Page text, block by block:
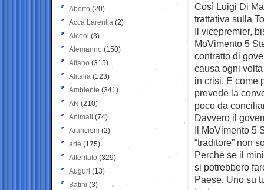
Così Luigi Di
trattativa sulla
Il vicepremier,
MoVimento 5
contratto di
causa ogni
in crisi. E come
prevede la
poco da
Davvero il
Il MoVimento 5
“traditore” non
Perchè se il
si potrebbero
Paese. Uno su
Aborto (20)
Acca Larentia (2)
Alcool (3)
Alemanno (150)
Alfano (315)
Alitalia (123)
Ambiente (341)
AN (210)
Animali (74)
Arancioni (2)
arte (175)
Attentato (329)
Auguri (13)
Batini (3)